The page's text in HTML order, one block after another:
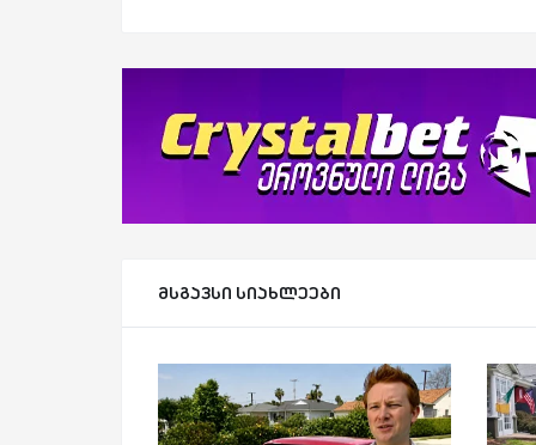
მსგავსი სიახლეები